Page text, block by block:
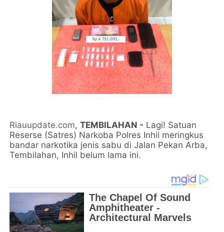
Riauupdate.com,TEMBILAHAN - Lagi! Satuan
Reserse (Satres) Narkoba Polres Inhil meringkus
bandar narkotika jenis sabu di Jalan Pekan Arba,
Tembilahan, Inhil belum lama ini.